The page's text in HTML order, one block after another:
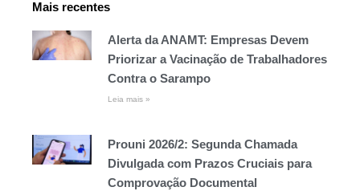
Mais recentes
Alerta da ANAMT: Empresas Devem
Priorizar a Vacinação de Trabalhadores
Contra o Sarampo
Leia mais »
Prouni 2026/2: Segunda Chamada
Divulgada com Prazos Cruciais para
Comprovação Documental